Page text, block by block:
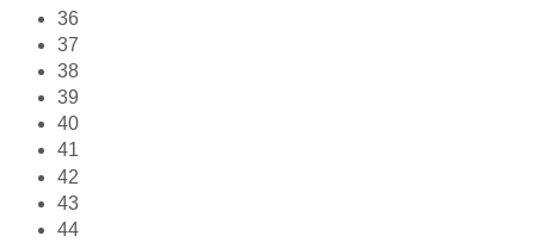
36
37
38
39
40
41
42
43
44